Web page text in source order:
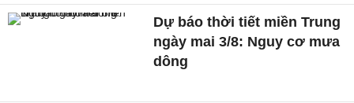
Dự báo thời tiết miền Trung
ngày mai 3/8: Nguy cơ mưa
dông